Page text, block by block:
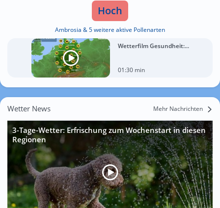
Hoch
Ambrosia & 5 weitere aktive Pollenarten
Wetterfilm Gesundheit:...
01:30 min
Wetter News Mehr Nachrichten
3-Tage-Wetter: Erfrischung zum Wochenstart in diesen
Regionen